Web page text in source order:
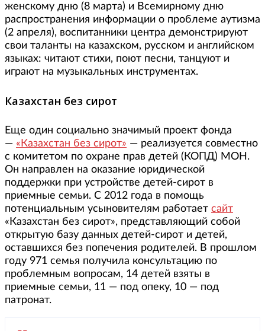
женскому дню (8 марта) и Всемирному дню
распространения информации о проблеме аутизма
(2 апреля), воспитанники центра демонстрируют
свои таланты на казахском, русском и английском
языках: читают стихи, поют песни, танцуют и
играют на музыкальных инструментах.
Казахстан без сирот
Еще один социально значимый проект фонда
— «Казахстан без сирот» — реализуется совместно
с комитетом по охране прав детей (КОПД) МОН.
Он направлен на оказание юридической
поддержки при устройстве детей-сирот в
приемные семьи. С 2012 года в помощь
потенциальным усыновителям работает сайт
«Казахстан без сирот», представляющий собой
открытую базу данных детей-сирот и детей,
оставшихся без попечения родителей. В прошлом
году 971 семья получила консультацию по
проблемным вопросам, 14 детей взяты в
приемные семьи, 11 — под опеку, 10 — под
патронат.